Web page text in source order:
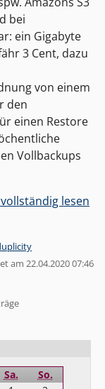
bei
ein Gigabyte
3 Cent, dazu
von einem
den
einen Restore
Vollbackups
lesen
am 22.04.2020 07:46
Sa. So.